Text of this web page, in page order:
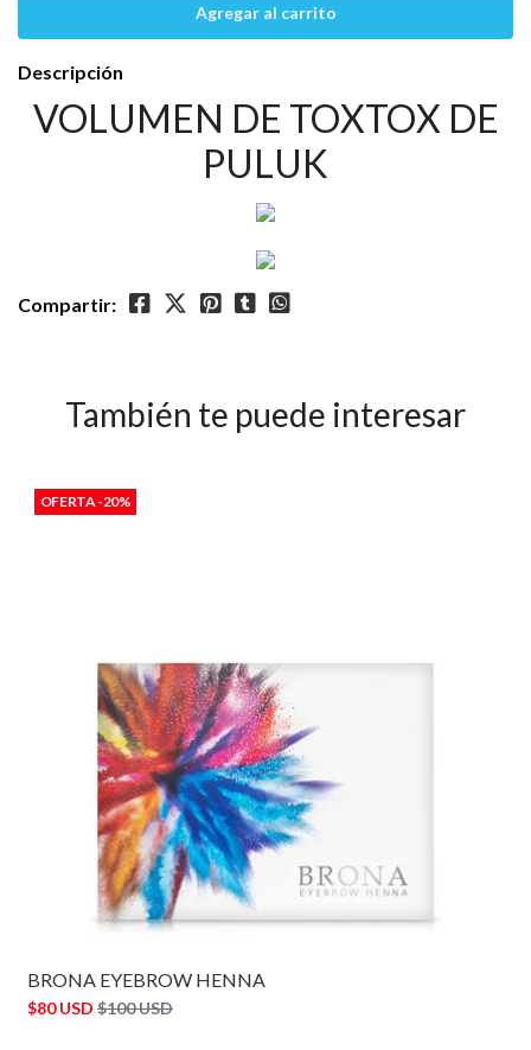
Descripción
VOLUMEN DE TOXTOX DE
PULUK
Compartir:
También te puede interesar
OFERTA -20%
BRONA EYEBROW HENNA
$80 USD $100 USD